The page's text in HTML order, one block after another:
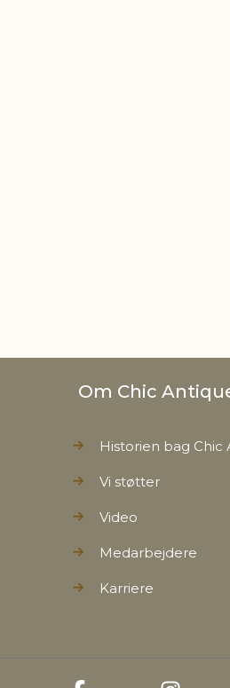
Om Chic
Historien bag Chic
Vi støtter
Video
Medarbejdere
Karriere